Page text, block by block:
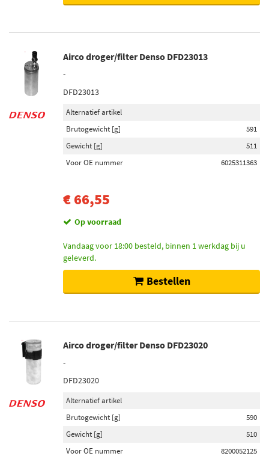
Airco droger/filter Denso DFD23013
-
DFD23013
Alternatief artikel
Brutogewicht [g]
591
Gewicht [g]
511
Voor OE nummer
6025311363
€ 66,55
Op voorraad
Vandaag voor 18:00 besteld, binnen 1 werkdag bij u
geleverd.
Bestellen
Airco droger/filter Denso DFD23020
-
DFD23020
Alternatief artikel
Brutogewicht [g]
590
Gewicht [g]
510
Voor OE nummer
8200052125